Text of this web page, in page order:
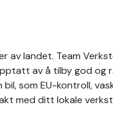
av landet. Team
av å tilby god og
som EU-kontroll,
med ditt lokale